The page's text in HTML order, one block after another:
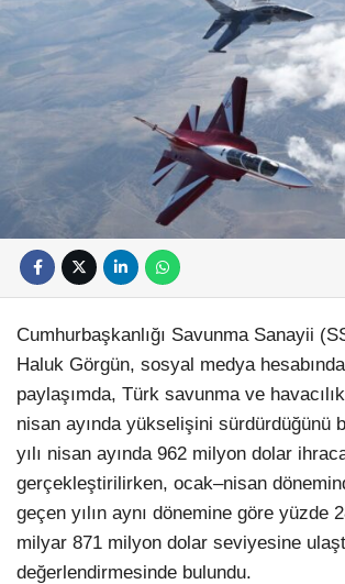
Cumhurbaşkanlığı Savunma Sanayii
Haluk Görgün, sosyal medya
paylaşımda, Türk savunma ve
nisan ayında yükselişini sürdürdüğünü
yılı nisan ayında 962 milyon dolar
gerçekleştirilirken, ocak–nisan
geçen yılın aynı dönemine göre yüzde
milyar 871 milyon dolar seviyesine
değerlendirmesinde bulundu.